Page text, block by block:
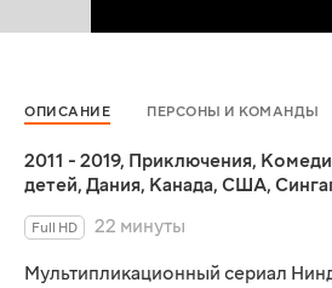
ОПИСАНИЕ ПЕРСОНЫ И КОМАНДЫ
2011 - 2019, Приключения,
детей, Дания, Канада, США,
Full HD
22 минуты
Мультипликационный сериал